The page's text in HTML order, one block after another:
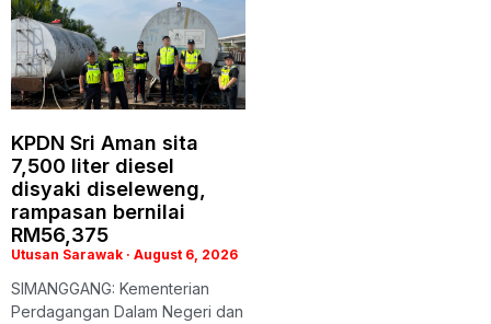
KPDN Sri Aman sita
7,500 liter diesel
disyaki diseleweng,
rampasan bernilai
RM56,375
Utusan Sarawak August 6, 2026
SIMANGGANG: Kementerian
Perdagangan Dalam Negeri dan